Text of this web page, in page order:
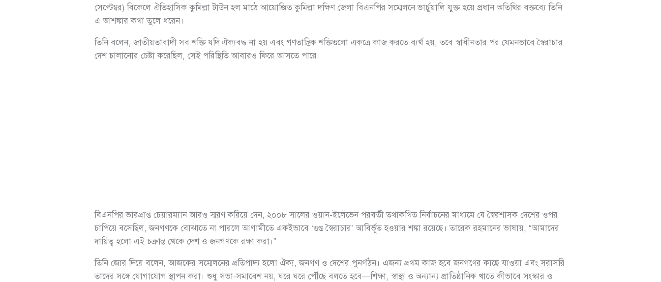
সেপ্টেম্বর) বিকেলে ঐতিহাসিক কুমিল্লা টাউন হল মাঠে আয়োজিত কুমিল্লা দক্ষিণ জেলা বিএনপির সম্মেলনে ভার্চুয়ালি যুক্ত হয়ে প্রধান অতিথির বক্তব্যে তিনি
এ আশঙ্কার কথা তুলে ধরেন।
তিনি বলেন, জাতীয়তাবাদী সব শক্তি যদি ঐক্যবদ্ধ না হয় এবং গণতান্ত্রিক শক্তিগুলো একত্রে কাজ করতে ব্যর্থ হয়, তবে স্বাধীনতার পর যেমনভাবে স্বৈরাচার
দেশ চালানোর চেষ্টা করেছিল, সেই পরিস্থিতি আবারও ফিরে আসতে পারে।
বিএনপির ভারপ্রাপ্ত চেয়ারম্যান আরও স্মরণ করিয়ে দেন, ২০০৮ সালের ওয়ান-ইলেভেন পরবর্তী তথাকথিত নির্বাচনের মাধ্যমে যে স্বৈরশাসক দেশের ওপর
চাপিয়ে বসেছিল, জনগণকে বোঝাতে না পারলে আগামীতে একইভাবে ‘গুপ্ত স্বৈরাচার’ আবির্ভূত হওয়ার শঙ্কা রয়েছে। তারেক রহমানের ভাষায়, “আমাদের
দায়িত্ব হলো এই চক্রান্ত থেকে দেশ ও জনগণকে রক্ষা করা।”
তিনি জোর দিয়ে বলেন, আজকের সম্মেলনের প্রতিপাদ্য হলো ঐক্য, জনগণ ও দেশের পুনর্গঠন। এজন্য প্রথম কাজ হবে জনগণের কাছে যাওয়া এবং সরাসরি
তাদের সঙ্গে যোগাযোগ স্থাপন করা। শুধু সভা-সমাবেশ নয়, ঘরে ঘরে পৌঁছে বলতে হবে—শিক্ষা, স্বাস্থ্য ও অন্যান্য প্রাতিষ্ঠানিক খাতে কীভাবে সংস্কার ও